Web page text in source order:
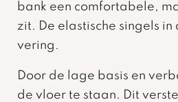
bank een comfortabele,
zit. De elastische singels
vering.
Door de lage basis en
de vloer te staan. Dit